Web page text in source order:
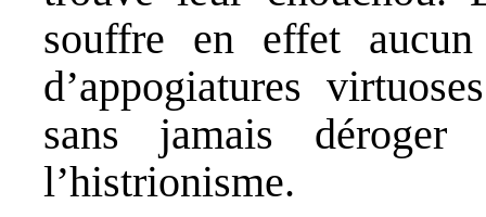
souffre en effet
d’appogiatures
sans jamais
l’histrionisme.